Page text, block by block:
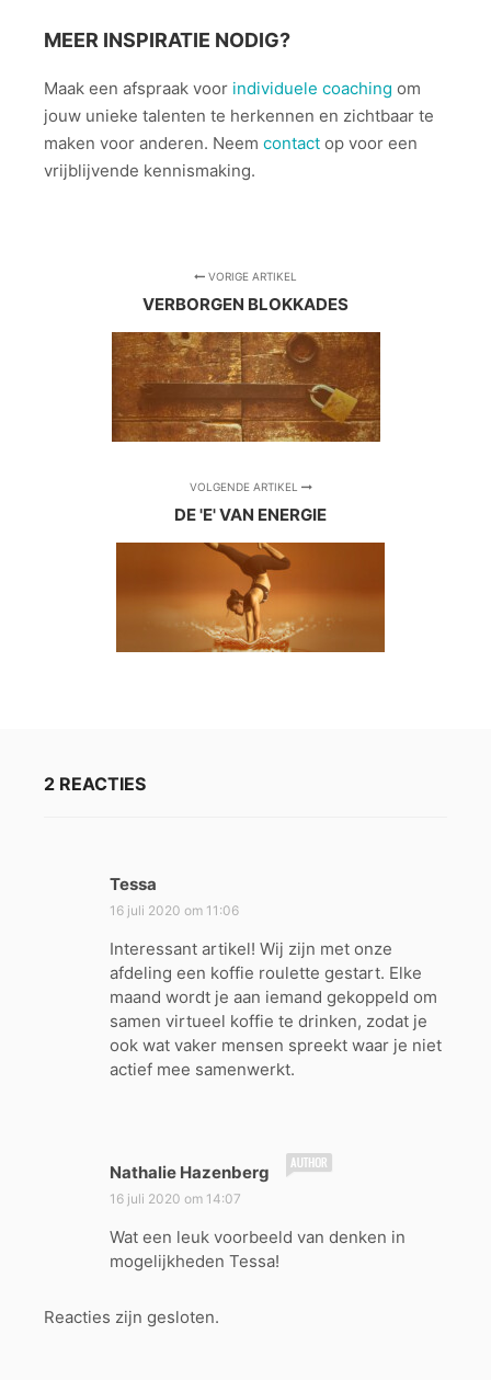
MEER INSPIRATIE NODIG?
Maak een afspraak voor individuele coaching om
jouw unieke talenten te herkennen en zichtbaar te
maken voor anderen. Neem contact op voor een
vrijblijvende kennismaking.
VORIGE ARTIKEL
VERBORGEN BLOKKADES
VOLGENDE ARTIKEL
DE 'E' VAN ENERGIE
2 REACTIES
Tessa
c
r
e
e
f
:
16 juli 2020 om 11:06
Interessant artikel! Wij zijn met onze
afdeling een koffie roulette gestart. Elke
maand wordt je aan iemand gekoppeld om
samen virtueel koffie te drinken, zodat je
ook wat vaker mensen spreekt waar je niet
actief mee samenwerkt.
Nathalie Hazenberg
r
16 juli 2020 om 14:07
Wat een leuk voorbeeld van denken in
mogelijkheden Tessa!
Reacties zijn gesloten.